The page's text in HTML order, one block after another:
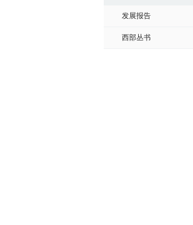
发展报告
西部丛书